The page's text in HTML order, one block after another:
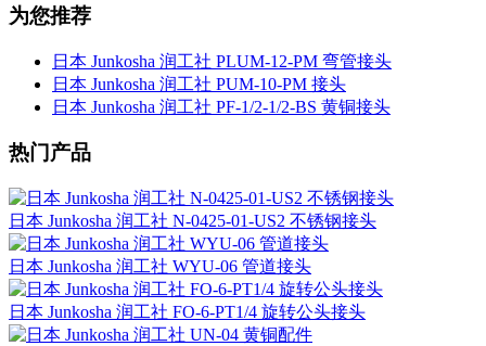
为您推荐
日本 Junkosha 润工社 PLUM-12-PM 弯管接头
日本 Junkosha 润工社 PUM-10-PM 接头
日本 Junkosha 润工社 PF-1/2-1/2-BS 黄铜接头
热门产品
日本 Junkosha 润工社 N-0425-01-US2 不锈钢接头
日本 Junkosha 润工社 WYU-06 管道接头
日本 Junkosha 润工社 FO-6-PT1/4 旋转公头接头